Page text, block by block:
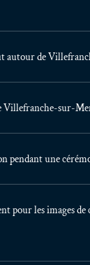
autour de
Villefranche-sur-
pendant une
pour les images